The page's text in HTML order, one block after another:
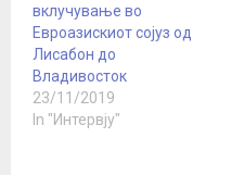
вклучување во
Евроазискиот сојуз од
Лисабон до
Владивосток
23/11/2019
In "Интервју"